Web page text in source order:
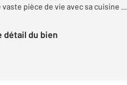
pièce de vie avec sa cuisine ...
détail du bien